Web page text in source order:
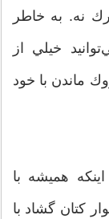
نه. به خاطر
خيلي از
ماندن با خود
هميشه با
كتان گشاد با